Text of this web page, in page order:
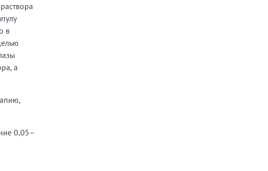
в
а
0,05–